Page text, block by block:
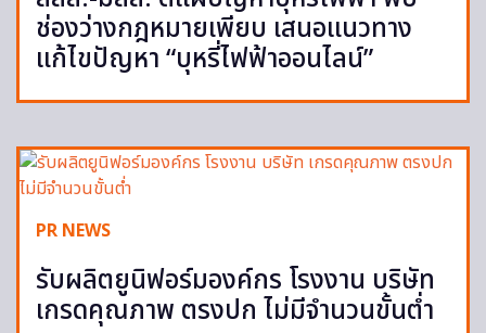
ช่องว่างกฎหมายเพียบ เสนอแนวทาง
แก้ไขปัญหา “บุหรี่ไฟฟ้าออนไลน์”
PR NEWS
รับผลิตยูนิฟอร์มองค์กร โรงงาน บริษัท
เกรดคุณภาพ ตรงปก ไม่มีจำนวนขั้นต่ำ